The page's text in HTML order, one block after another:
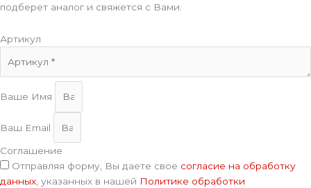
подберет аналог и свяжется с Вами.
Артикул
Ваше Имя
Ваш Email
Соглашение
Отправляя форму, Вы даете свое согласие на обработку
данных , указанных в нашей Политике обработки